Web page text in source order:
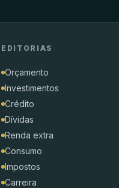
EDITORIAS
Orçamento
Investimentos
Crédito
Dívidas
Renda extra
Consumo
Impostos
Carreira